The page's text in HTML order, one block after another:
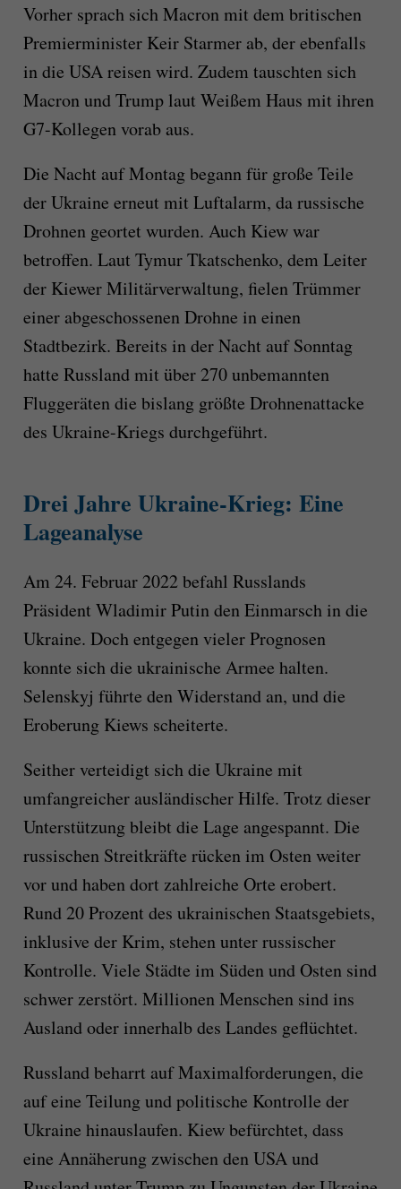
Vorher sprach sich Macron mit dem britischen
Premierminister Keir Starmer ab, der ebenfalls
in die USA reisen wird. Zudem tauschten sich
Macron und Trump laut Weißem Haus mit ihren
G7-Kollegen vorab aus.
Die Nacht auf Montag begann für große Teile
der Ukraine erneut mit Luftalarm, da russische
Drohnen geortet wurden. Auch Kiew war
betroffen. Laut Tymur Tkatschenko, dem Leiter
der Kiewer Militärverwaltung, fielen Trümmer
einer abgeschossenen Drohne in einen
Stadtbezirk. Bereits in der Nacht auf Sonntag
hatte Russland mit über 270 unbemannten
Fluggeräten die bislang größte Drohnenattacke
des Ukraine-Kriegs durchgeführt.
Drei Jahre Ukraine-Krieg: Eine
Lageanalyse
Am 24. Februar 2022 befahl Russlands
Präsident Wladimir Putin den Einmarsch in die
Ukraine. Doch entgegen vieler Prognosen
konnte sich die ukrainische Armee halten.
Selenskyj führte den Widerstand an, und die
Eroberung Kiews scheiterte.
Seither verteidigt sich die Ukraine mit
umfangreicher ausländischer Hilfe. Trotz dieser
Unterstützung bleibt die Lage angespannt. Die
russischen Streitkräfte rücken im Osten weiter
vor und haben dort zahlreiche Orte erobert.
Rund 20 Prozent des ukrainischen Staatsgebiets,
inklusive der Krim, stehen unter russischer
Kontrolle. Viele Städte im Süden und Osten sind
schwer zerstört. Millionen Menschen sind ins
Ausland oder innerhalb des Landes geflüchtet.
Russland beharrt auf Maximalforderungen, die
auf eine Teilung und politische Kontrolle der
Ukraine hinauslaufen. Kiew befürchtet, dass
eine Annäherung zwischen den USA und